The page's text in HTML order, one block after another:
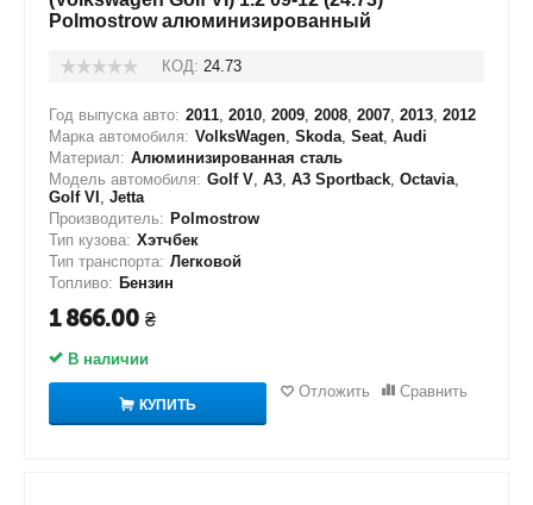
Polmostrow алюминизированный
КОД: 24.73
Год выпуска авто: 2011, 2010, 2009, 2008, 2007, 2013, 2012
Марка автомобиля: VolksWagen, Skoda, Seat, Audi
Материал: Алюминизированная сталь
Модель автомобиля: Golf V, A3, A3 Sportback, Octavia,
Golf VI , Jetta
Производитель: Polmostrow
Тип кузова: Хэтчбек
Тип транспорта: Легковой
Топливо: Бензин
1 866.00 ₴
В наличии
КУПИТЬ
Отложить Сравнить